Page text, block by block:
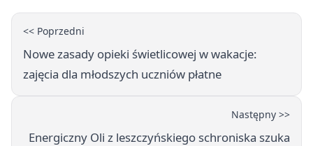
<< Poprzedni
Nowe zasady opieki świetlicowej w wakacje:
zajęcia dla młodszych uczniów płatne
Następny >>
Energiczny Oli z leszczyńskiego schroniska szuka